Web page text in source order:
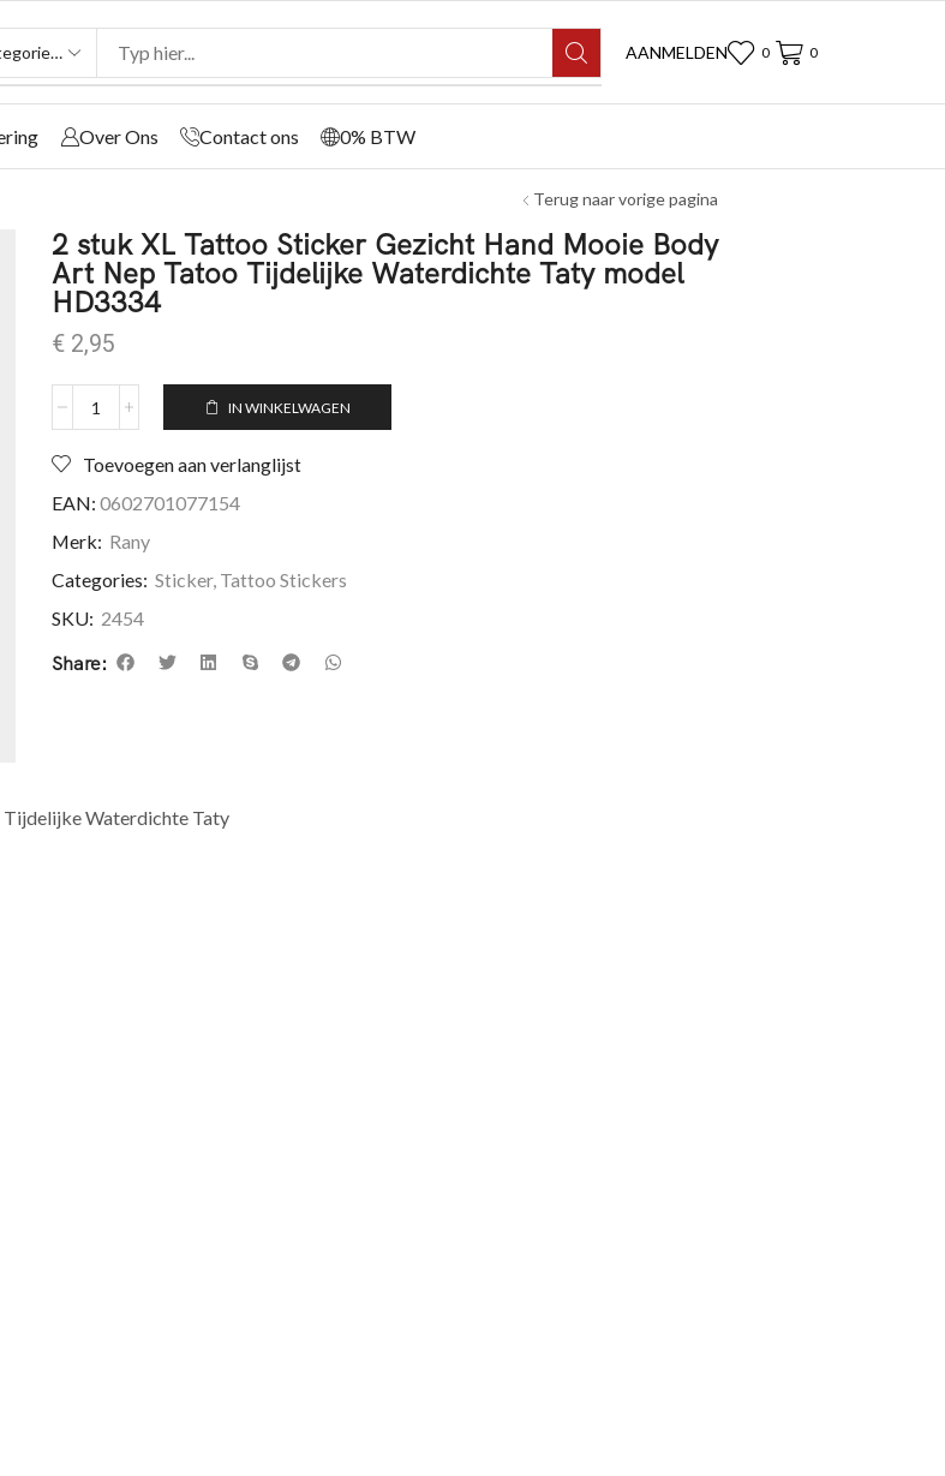
AANMELDEN 0 0
Over Ons Contact ons 0% BTW
Terug naar vorige pagina
2 stuk XL Tattoo Sticker Gezicht Hand Mooie Body
Art Nep Tatoo Tijdelijke Waterdichte Taty model
HD3334
€ 2,95
IN WINKELWAGEN
Toevoegen aan verlanglijst
EAN: 0602701077154
Merk: Rany
Categories: Sticker, Tattoo Stickers
SKU: 2454
Share:
Waterdichte Taty